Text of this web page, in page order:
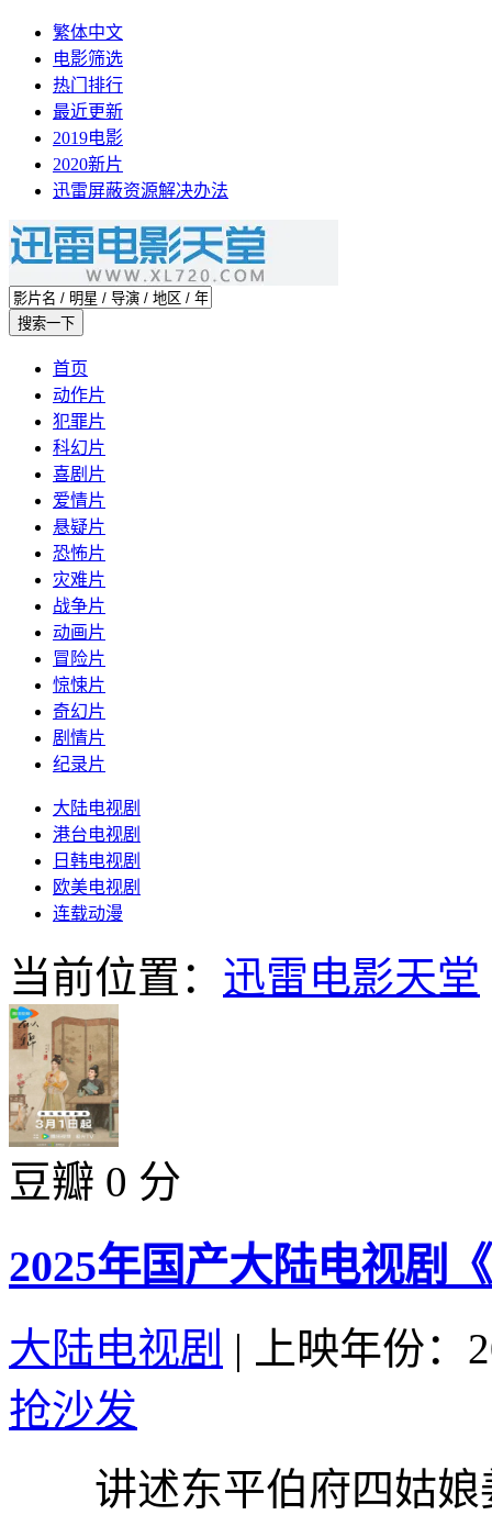
繁体中文
电影筛选
热门排行
最近更新
2019电影
2020新片
迅雷屏蔽资源解决办法
首页
动作片
犯罪片
科幻片
喜剧片
爱情片
悬疑片
恐怖片
灾难片
战争片
动画片
冒险片
惊悚片
奇幻片
剧情片
纪录片
大陆电视剧
港台电视剧
日韩电视剧
欧美电视剧
连载动漫
当前位置： 迅雷电影天堂
豆瓣 0 分
2025年国产大陆电视剧
大陆电视剧 |
上映年份：
抢沙发
讲述东平伯府四姑娘